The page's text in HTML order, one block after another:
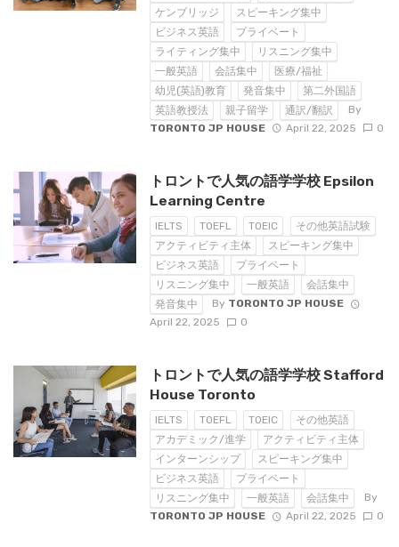
ケンブリッジ
スピーキング集中
ビジネス英語
プライベート
ライティング集中
リスニング集中
一般英語
会話集中
医療/福祉
幼児(英語)教育
発音集中
第二外国語
英語教授法
親子留学 通訳/翻訳
By
TORONTO JP HOUSE
April 22, 2025 0
トロントで人気の語学学校 Epsilon
Learning Centre
IELTS TOEFL TOEIC
その他英語試験
アクティビティ主体
スピーキング集中
ビジネス英語
プライベート
リスニング集中
一般英語
会話集中
発音集中
By TORONTO JP HOUSE
April 22, 2025
0
トロントで人気の語学学校 Stafford
House Toronto
IELTS TOEFL TOEIC
その他英語
アカデミック/進学
アクティビティ主体
インターンシップ
スピーキング集中
ビジネス英語
プライベート
リスニング集中
一般英語 会話集中
By
TORONTO JP HOUSE
April 22, 2025 0